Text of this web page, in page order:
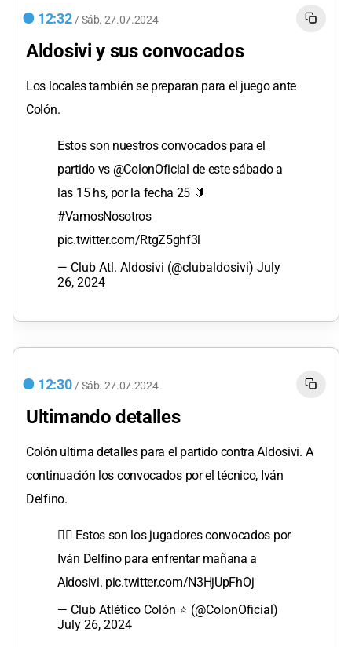
12:32 / Sáb. 27.07.2024
Aldosivi y sus convocados
Los locales también se preparan para el juego ante
Colón.
Estos son nuestros convocados para el
partido vs @ColonOficial de este sábado a
las 15 hs, por la fecha 25 🔰
#VamosNosotros
pic.twitter.com/RtgZ5ghf3l
— Club Atl. Aldosivi (@clubaldosivi) July
26, 2024
12:30 / Sáb. 27.07.2024
Ultimando detalles
Colón ultima detalles para el partido contra Aldosivi. A
continuación los convocados por el técnico, Iván
Delfino.
👉🏻 Estos son los jugadores convocados por
Iván Delfino para enfrentar mañana a
Aldosivi. pic.twitter.com/N3HjUpFhOj
— Club Atlético Colón ⭐ (@ColonOficial)
July 26, 2024